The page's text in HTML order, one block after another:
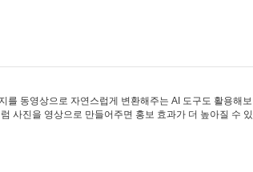
를 동영상으로 자연스럽게 변환해주는 AI 도구도 활용해보
사진을 영상으로 만들어주면 홍보 효과가 더 높아질 수 있